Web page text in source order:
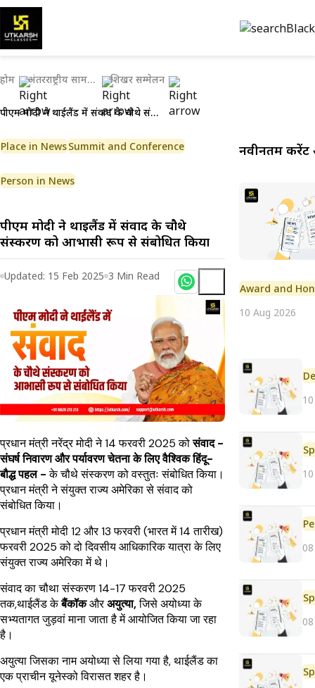
होम अंतरराष्ट्रीय सामयिकी शिखर सम्मेलन
पीएम मोदी ने थाईलैंड में संवाद के चौथे संस्करण को आभासी रूप से संबोधित किया
Place in NewsSummit and Conference
Person in News
पीएम मोदी ने थाईलैंड में संवाद के चौथे
संस्करण को आभासी रूप से संबोधित किया
Updated: 15 Feb 2025 3 Min Read
प्रधान मंत्री नरेंद्र मोदी ने 14 फरवरी 2025 कोसंवाद -
संघर्ष निवारण और पर्यावरण चेतना के लिए वैश्विक हिंदू-
बौद्ध पहल -के चौथे संस्करण को वस्तुतः संबोधित किया।
प्रधान मंत्री ने संयुक्त राज्य अमेरिका से संवाद को
संबोधित किया।
प्रधान मंत्री मोदी 12 और 13 फरवरी (भारत में 14 तारीख)
फरवरी 2025 को दो दिवसीय आधिकारिक यात्रा के लिए
संयुक्त राज्य अमेरिका में थे।
संवाद का चौथा संस्करण 14-17 फरवरी 2025
तक,थाईलैंड केबैंकॉकऔरअयुत्या,जिसे अयोध्या के
सभ्यतागत जुड़वां माना जाता है में आयोजित किया जा रहा
है।
अयुत्या जिसका नाम अयोध्या से लिया गया है, थाईलैंड का
एक प्राचीन यूनेस्को विरासत शहर है।
नवीनतम करेंट
Award and
10 Aug 2026